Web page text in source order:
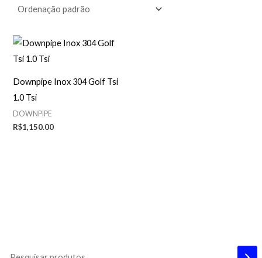
Downpipe Inox 304 Golf Tsi
1.0 Tsi
DOWNPIPE
R$1,150.00